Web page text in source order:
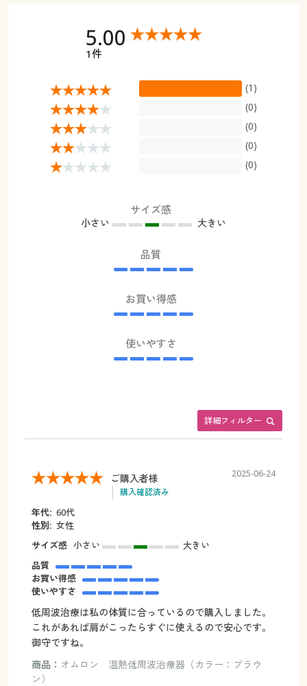
5.00
1件
(1)
(0)
(0)
(0)
(0)
サイズ感
小さい 大きい
品質
お買い得感
使いやすさ
詳細フィルター
ご購入者様
購入確認済み
2025-06-24
年代: 60代
性別: 女性
サイズ感 小さい
大きい
品質
お買い得感
使いやすさ
低周波治療は私の体質に合っているので購入しました。
これがあれば肩がこったらすぐに使えるので安心です。
御守ですね。
商品： オムロン 温熱低周波治療器（カラー：ブラウ
ン）